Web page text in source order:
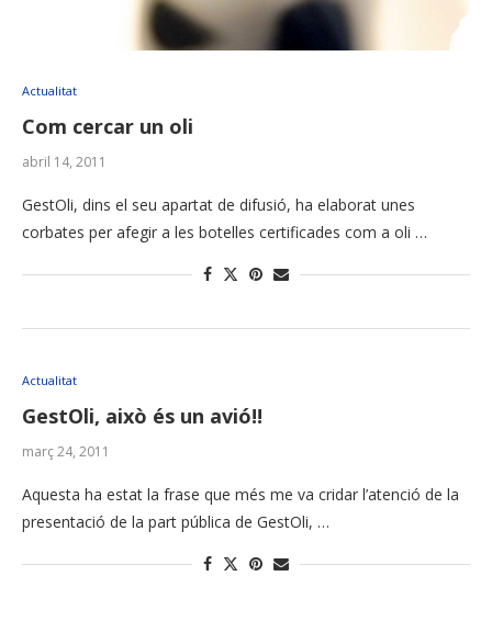
Actualitat
Com cercar un oli
abril 14, 2011
GestOli, dins el seu apartat de difusió, ha elaborat unes
corbates per afegir a les botelles certificades com a oli …
Actualitat
GestOli, això és un avió!!
març 24, 2011
Aquesta ha estat la frase que més me va cridar l’atenció de la
presentació de la part pública de GestOli, …